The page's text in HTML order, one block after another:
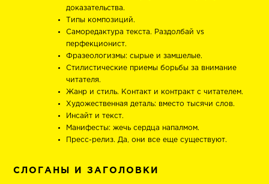
доказательства.
Типы композиций.
Саморедактура текста. Раздолбай vs
перфекционист.
Фразеологизмы: сырые и замшелые.
Стилистические приемы борьбы за внимание
читателя.
Жанр и стиль. Контакт и контракт с читателем.
Художественная деталь: вместо тысячи слов.
Инсайт и текст.
Манифесты: жечь сердца напалмом.
Пресс-релиз. Да, они все еще существуют.
СЛОГАНЫ И ЗАГОЛОВКИ